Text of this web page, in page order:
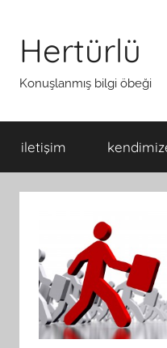
Hertürlü
Konuşlanmış bilgi öbeği
iletişim